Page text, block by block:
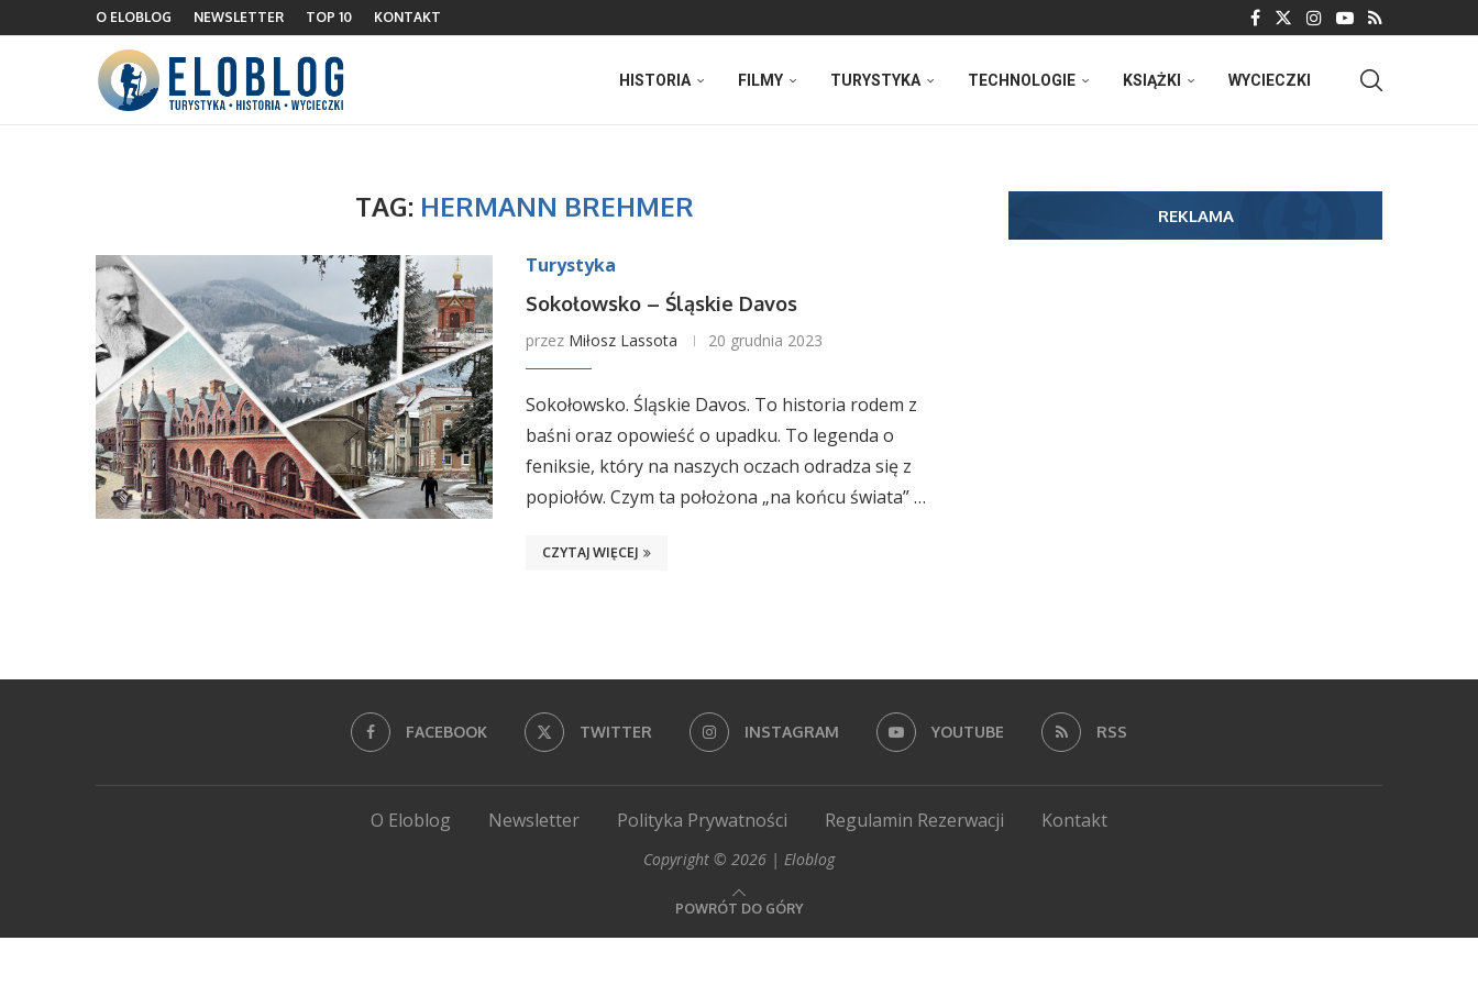
O ELOBLOG NEWSLETTER TOP 10 KONTAKT
HISTORIA FILMY TURYSTYKA TECHNOLOGIE KSIĄŻKI WYCIECZKI
TAG: HERMANN BREHMER
Turystyka
Sokołowsko – Śląskie Davos
przez Miłosz Lassota 20 grudnia 2023
Sokołowsko. Śląskie Davos. To historia rodem z
baśni oraz opowieść o upadku. To legenda o
feniksie, który na naszych oczach odradza się z
popiołów. Czym ta położona „na końcu świata” …
CZYTAJ WIĘCEJ
REKLAMA
FACEBOOK TWITTER INSTAGRAM YOUTUBE RSS
O Eloblog Newsletter Polityka Prywatności Regulamin Rezerwacji Kontakt
Copyright © 2026 | Eloblog
POWRÓT DO GÓRY